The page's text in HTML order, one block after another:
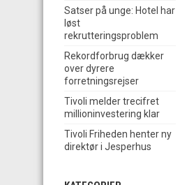
Satser på unge: Hotel har
løst
rekrutteringsproblem
Rekordforbrug dækker
over dyrere
forretningsrejser
Tivoli melder trecifret
millioninvestering klar
Tivoli Friheden henter ny
direktør i Jesperhus